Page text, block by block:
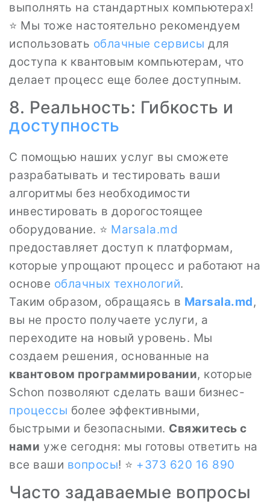
выполнять на стандартных компьютерах!
⭐ Мы тоже настоятельно рекомендуем
использовать облачные сервисы для
доступа к квантовым компьютерам, что
делает процесс еще более доступным.
8. Реальность: Гибкость и
доступность
С помощью наших услуг вы сможете
разрабатывать и тестировать ваши
алгоритмы без необходимости
инвестировать в дорогостоящее
оборудование. ⭐ Marsala.md
предоставляет доступ к платформам,
которые упрощают процесс и работают на
основе облачных технологий.
Таким образом, обращаясь в Marsala.md,
вы не просто получаете услуги, а
переходите на новый уровень. Мы
создаем решения, основанные на
квантовом программировании, которые
Schon позволяют сделать ваши бизнес-
процессы более эффективными,
быстрыми и безопасными. Свяжитесь с
нами уже сегодня: мы готовы ответить на
все ваши вопросы! ⭐ +373 620 16 890
Часто задаваемые вопросы